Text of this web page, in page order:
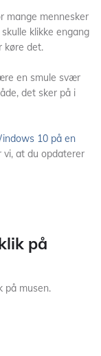
mange mennesker
klikke engang
køre det.
en smule svær
det sker på i
10 på en
vi, at du opdaterer
på
på musen.